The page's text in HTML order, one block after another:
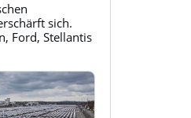
sich.
Ford, Stellantis